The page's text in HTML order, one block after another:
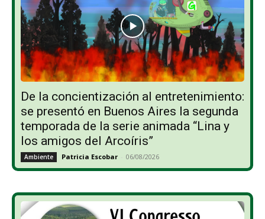
De la concientización al entretenimiento:
se presentó en Buenos Aires la segunda
temporada de la serie animada “Lina y
los amigos del Arcoíris”
Ambiente Patricia Escobar - 06/08/2026